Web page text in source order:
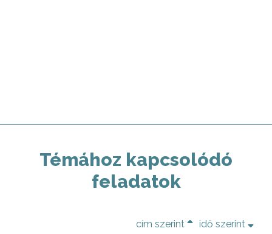
Témához kapcsolódó
feladatok
cím szerint idő szerint